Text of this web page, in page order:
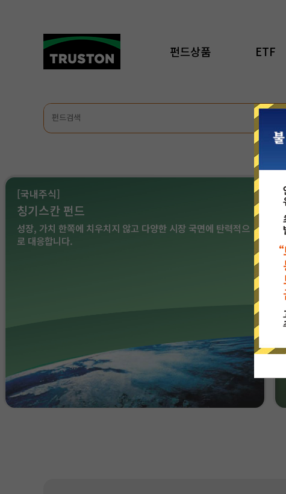
펀드상품 ETF
[국내주식]
칭기스칸 펀드
성장, 가치 한쪽에 치우치지 않고 다양한 시장 국면에 탄력적으
로 대응합니다.